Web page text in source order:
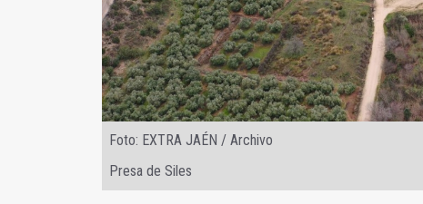
Foto: EXTRA JAÉN / Archivo
Presa de Siles